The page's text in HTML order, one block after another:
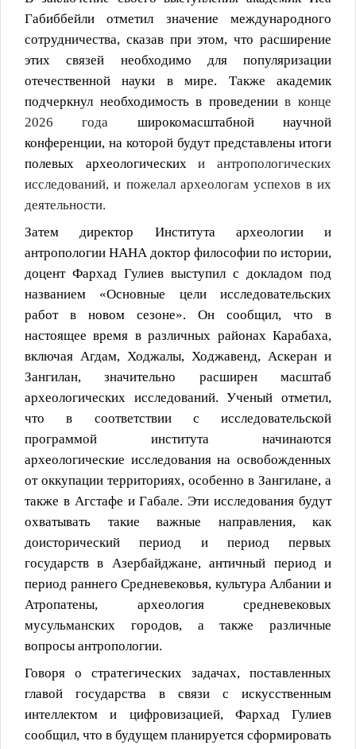
Габиббейли отметил значение международного
сотрудничества, сказав при этом, что расширение
этих связей необходимо для популяризации
отечественной науки в мире. Также академик
подчеркнул необходимость в проведениив конце
2026 года широкомасштабной научной
конференции, на которой будут представлены итоги
полевых археологическихи антропологических
исследований, и пожелал археологам успехов в их
деятельности.
Затем директор Института археологии и
антропологии НАНА доктор философии по истории,
доцент Фархад Гулиев выступил с докладом под
названием «Основные цели исследовательских
работ в новом сезоне». Он сообщил, что в
настоящее время в различных районах Карабаха,
включая Агдам, Ходжалы, Ходжавенд, Аскеран и
Зангилан, значительно расширен масштаб
археологических исследований. Ученый отметил,
что в соответствии с исследовательской
программой института начинаются
археологические исследования на освобожденных
от оккупации территориях, особенно в Зангилане, а
также в Агстафе и Габале. Эти исследования будут
охватывать такие важные направления, как
доисторический период и период первых
государств в Азербайджане, античный период и
период раннего Средневековья, культура Албании и
Атропатены, археология средневековых
мусульманских городов, а также различные
вопросы антропологии.
Говоря о стратегических задачах, поставленных
главой государства в связи с искусственным
интеллектом и цифровизацией, Фархад Гулиев
сообщил, что в будущем планируется сформировать